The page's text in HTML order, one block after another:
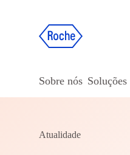
Sobre nós Soluções
Atualidade